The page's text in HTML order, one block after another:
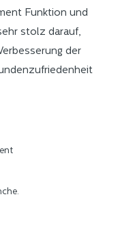
Funktion und
stolz darauf,
der